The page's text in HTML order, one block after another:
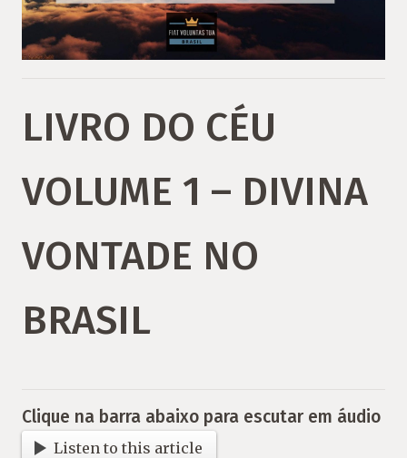
LIVRO DO CÉU
VOLUME 1 – DIVINA
VONTADE NO
BRASIL
Clique na barra abaixo para escutar em áudio
Listen to this article